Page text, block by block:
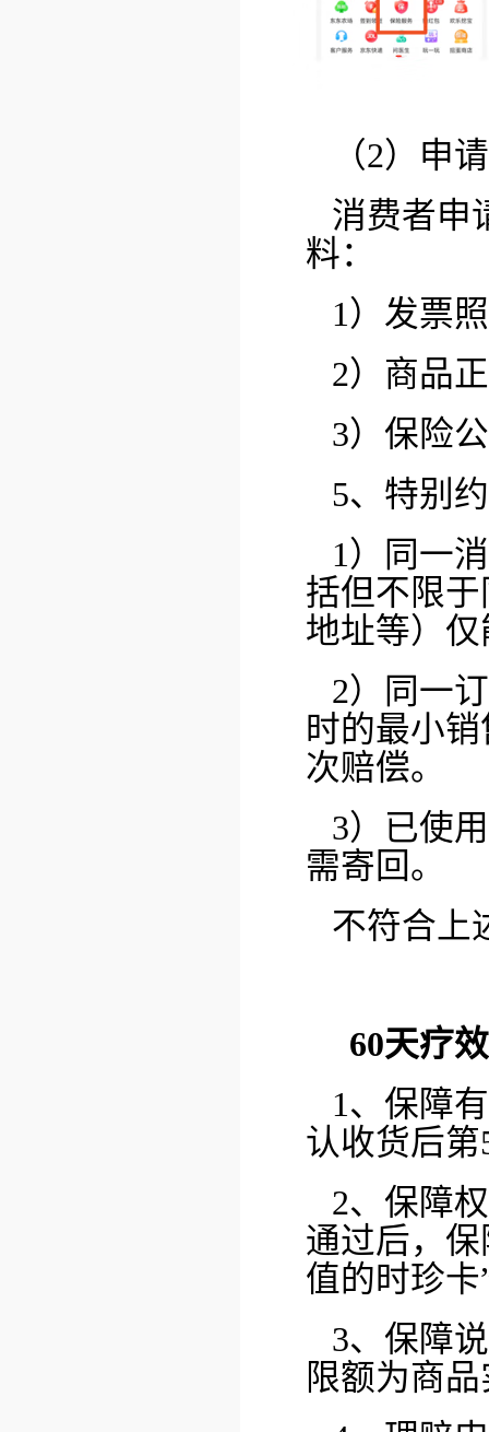
（2）申
消费者申
料：
1）发票
2）商品
3）保险
5、特别
1）同一
括但不限
地址等）
2）同一
时的最小
次赔偿。
3）已使
需寄回。
不符合上
60天疗
1、保障
认收货后
2、保障
通过后，
值的时珍卡
3、保障
限额为商